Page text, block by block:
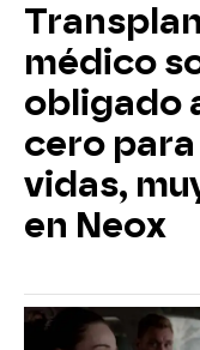
médico
obligado
cero
vidas,
en Neox